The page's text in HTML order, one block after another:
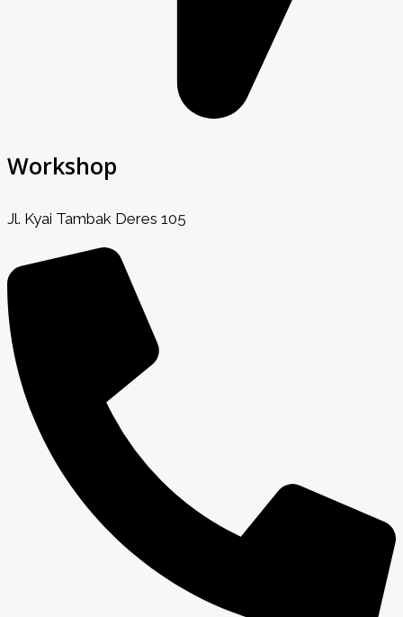
Workshop
Jl. Kyai Tambak Deres 105